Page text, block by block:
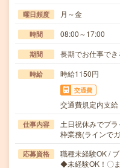
曜日頻度 月～金
時間 08:00～17:00
期間 長期でお仕事でき
時給 時給1150円
交通費
交通費規定内支給
仕事内容
土日祝休みでプ
枠業務(ラインで
応募資格
職種未経験OK /
◆未経験OK！〇